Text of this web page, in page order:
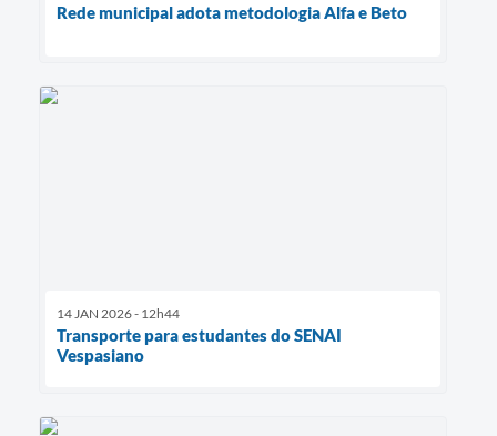
Rede municipal adota metodologia Alfa e Beto
14 JAN 2026 - 12h44
Transporte para estudantes do SENAI
Vespasiano